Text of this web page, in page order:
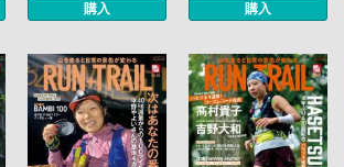
購入 購入